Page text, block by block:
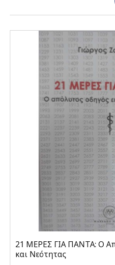
21 ΜΕΡΕΣ ΓΙΑ ΠΑΝΤΑ: Ο
και Νεότητας